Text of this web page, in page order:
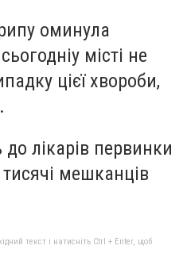
оминула
місті не
цієї хвороби,
лікарів первинки
мешканців
текст і натисніть Ctrl + Enter, щоб